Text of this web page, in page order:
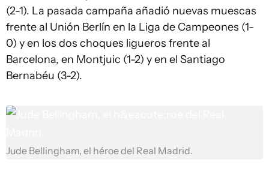
(2-1). La pasada campaña añadió nuevas muescas
frente al Unión Berlín en la Liga de Campeones (1-
0) y en los dos choques ligueros frente al
Barcelona, en Montjuic (1-2) y en el Santiago
Bernabéu (3-2).
Jude Bellingham, el héroe del Real Madrid.